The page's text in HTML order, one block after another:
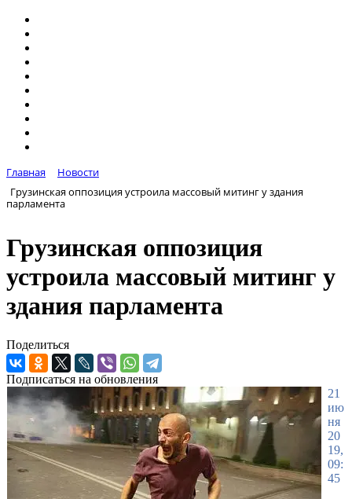
Главная
Новости
Грузинская оппозиция устроила массовый митинг у здания
парламента
Грузинская оппозиция
устроила массовый митинг у
здания парламента
Поделиться
Подписаться на обновления
21
ию
ня
20
19,
09:
45